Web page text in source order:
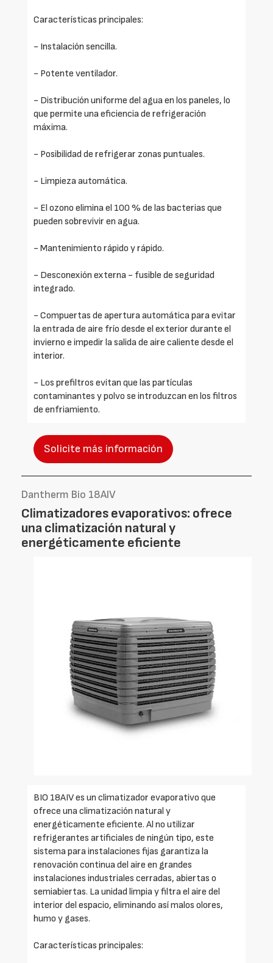
Características principales:
- Instalación sencilla.
- Potente ventilador.
- Distribución uniforme del agua en los paneles, lo
que permite una eficiencia de refrigeración
máxima.
- Posibilidad de refrigerar zonas puntuales.
- Limpieza automática.
- El ozono elimina el 100 % de las bacterias que
pueden sobrevivir en agua.
- Mantenimiento rápido y rápido.
- Desconexión externa - fusible de seguridad
integrado.
- Compuertas de apertura automática para evitar
la entrada de aire frío desde el exterior durante el
invierno e impedir la salida de aire caliente desde el
interior.
- Los prefiltros evitan que las partículas
contaminantes y polvo se introduzcan en los filtros
de enfriamiento.
Solicite más información
Dantherm Bio 18AIV
Climatizadores evaporativos: ofrece
una climatización natural y
energéticamente eficiente
BIO 18AIV es un climatizador evaporativo que
ofrece una climatización natural y
energéticamente eficiente. Al no utilizar
refrigerantes artificiales de ningún tipo, este
sistema para instalaciones fijas garantiza la
renovación continua del aire en grandes
instalaciones industriales cerradas, abiertas o
semiabiertas. La unidad limpia y filtra el aire del
interior del espacio, eliminando así malos olores,
humo y gases.
Características principales: